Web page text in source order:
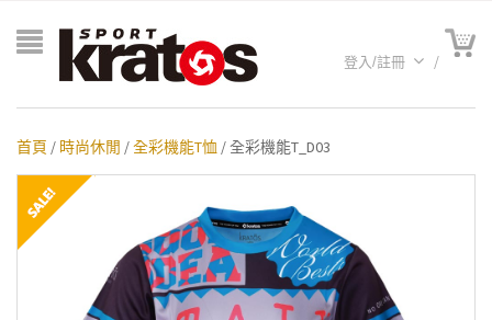
登入/註冊
首頁 / 時尚休閒 /全彩機能T恤 / 全彩機能T_D03